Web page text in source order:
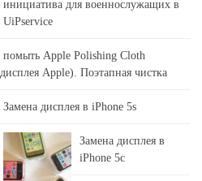
инициатива для военнослужащих в
UiPservice
помыть Apple Polishing Cloth
Apple). Поэтапная чистка
Замена дисплея в iPhone 5s
Замена дисплея в
iPhone 5c